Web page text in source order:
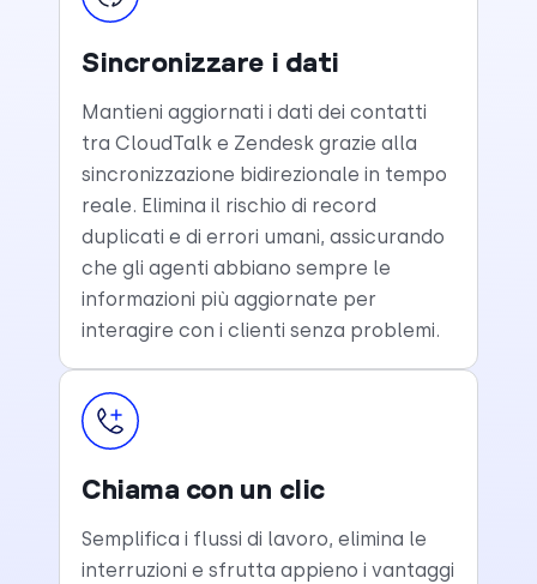
Sincronizzare i dati
Mantieni aggiornati i dati dei contatti
tra CloudTalk e Zendesk grazie alla
sincronizzazione bidirezionale in tempo
reale. Elimina il rischio di record
duplicati e di errori umani, assicurando
che gli agenti abbiano sempre le
informazioni più aggiornate per
interagire con i clienti senza problemi.
Chiama con un clic
Semplifica i flussi di lavoro, elimina le
interruzioni e sfrutta appieno i vantaggi